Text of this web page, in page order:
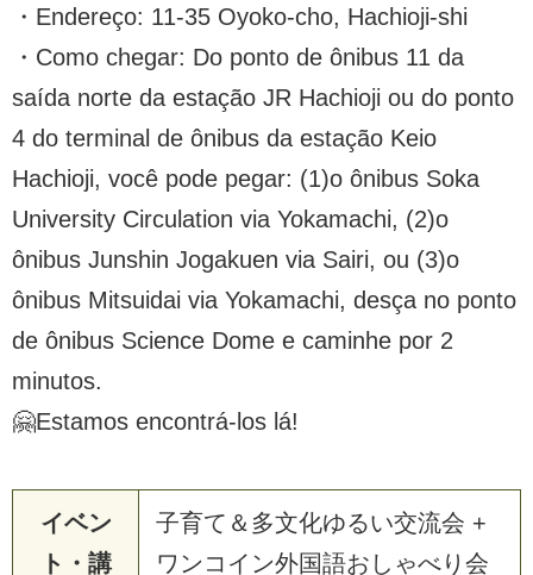
・Endereço: 11-35 Oyoko-cho, Hachioji-shi
・Como chegar: Do ponto de ônibus 11 da
saída norte da estação JR Hachioji ou do ponto
4 do terminal de ônibus da estação Keio
Hachioji, você pode pegar: (1)o ônibus Soka
University Circulation via Yokamachi, (2)o
ônibus Junshin Jogakuen via Sairi, ou (3)o
ônibus Mitsuidai via Yokamachi, desça no ponto
de ônibus Science Dome e caminhe por 2
minutos.
🤗Estamos encontrá-los lá!
イベン
ト・講
子育て＆多文化ゆるい交流会 +
ワンコイン外国語おしゃべり会